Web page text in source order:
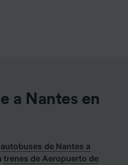
a Nantes en
autobuses de Nantes a
trenes de Aeropuerto de